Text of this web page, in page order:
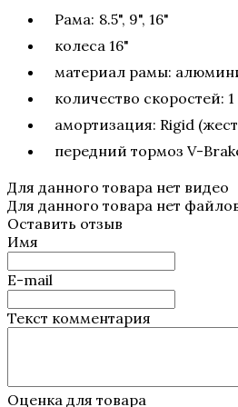
Рама: 8.5", 9", 16"
колеса 16"
материал рамы:
количество скоростей: 1
амортизация: Rigid
передний тормоз V-
Для данного товара нет видео
Для данного товара нет
Оставить отзыв
Имя
E-mail
Текст комментария
Оценка для товара